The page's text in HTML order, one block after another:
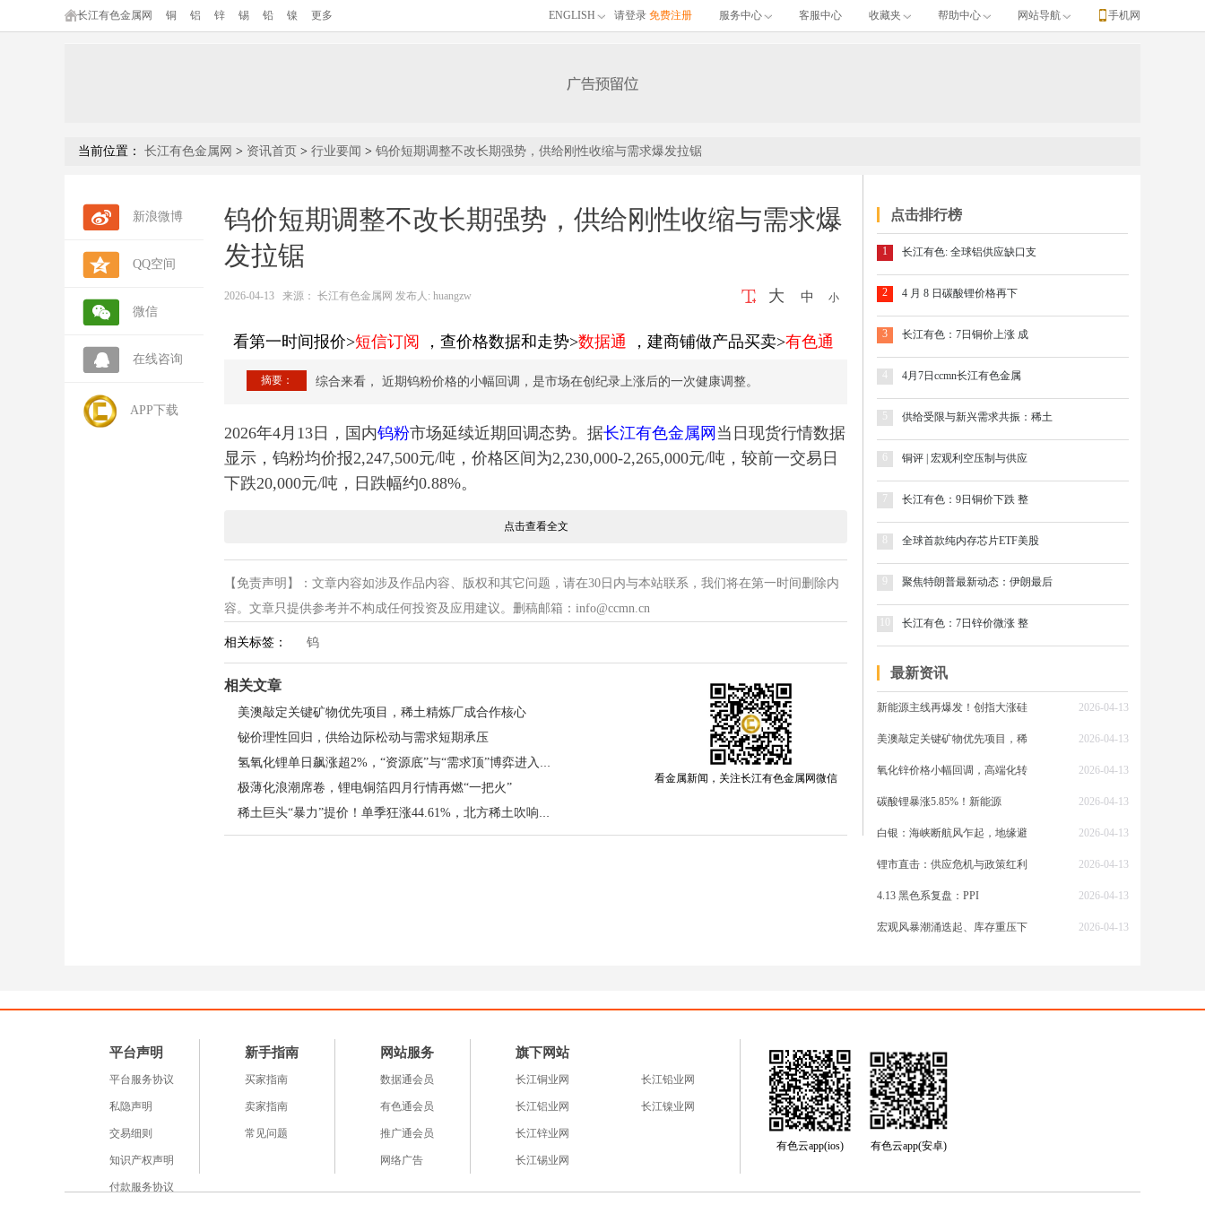
长江有色金属网 铜 铝 锌 锡 铅 镍 更多 ENGLISH 请登录 免费注册 服务中心 客服中心 收藏夹 帮助中心 网站导航 手机网
当前位置： 长江有色金属网 > 资讯首页 > 行业要闻 > 钨价短期调整不改长期强势，供给刚性收缩与需求爆发拉锯
新浪微博
QQ空间
微信
在线咨询
APP下载
钨价短期调整不改长期强势，供给刚性收缩与需求爆
发拉锯
2026-04-13 来源： 长江有色金属网 发布人: huangzw 大 中 小
看第一时间报价>短信订阅 ，查价格数据和走势>数据通 ，建商铺做产品买卖>有色通
摘要： 综合来看， 近期钨粉价格的小幅回调，是市场在创纪录上涨后的一次健康调整。
2026年4月13日，国内钨粉市场延续近期回调态势。据长江有色金属网 当日现货行情数据
显示，钨粉均价报2,247,500元/吨，价格区间为2,230,000-2,265,000元/吨，较前一交易日
下跌20,000元/吨，日跌幅约0.88%。
面，2026年全国钨矿开采总量控制指标较上年进一步下调，并已连续多年缩减，从源头
上锁死了合法产能的扩张空间。在环保与安全监管常态化的高压下，江西、湖南等主产
与此同时，高品位资源日益枯竭，开采品位持续下滑，导致开采成本系统性抬升。海外
市场同样无法提供有效增量，新矿勘探与投产周期长达5至8年，2026年海外新增产量极
为有限，对缓解全球供应紧张局面杯水车薪。权威机构测算，2026年全球钨市场供需缺
口明显，占全球总需求的比例较高，且这一缺口在未来数年将持续扩大。目前全产业链
预计2026年渗透率将突破较高水平，单GW光伏组件的耗钨量可观，仅此一项每年就能
在军工领域，随着高端装备制造的升级，钨需求年均增速保持高位；在半导体产业，先
进制程对高纯钨的需求增速同样维持较高水平，成为新的增长极。尽管短期来看，下游
硬质合金及光伏组件企业受制于极高的原料价格，普遍采取“按需采购、降低库存”的观
点击查看全文
【免责声明】：文章内容如涉及作品内容、版权和其它问题，请在30日内与本站联系，我们将在第一时间删除内
容。文章只提供参考并不构成任何投资及应用建议。删稿邮箱：info@ccmn.cn
相关标签： 钨
相关文章
美澳敲定关键矿物优先项目，稀土精炼厂成合作核心
铋价理性回归，供给边际松动与需求短期承压
氢氧化锂单日飙涨超2%，“资源底”与“需求顶”博弈进入白热化
极薄化浪潮席卷，锂电铜箔四月行情再燃“一把火”
稀土巨头“暴力”提价！单季狂涨44.61%，北方稀土吹响价值重估号角？
看金属新闻，关注长江有色金属网微信
点击排行榜
1 长江有色: 全球铝供应缺口支
2 4 月 8 日碳酸锂价格再下
3 长江有色：7日铜价上涨 成
4 4月7日ccmn长江有色金属
5 供给受限与新兴需求共振：稀土
铜评 | 宏观利空压制与供应
7 长江有色：9日铜价下跌 整
全球首款纯内存芯片ETF美股
聚焦特朗普最新动态：伊朗最后
长江有色：7日锌价微涨 整
最新资讯
新能源主线再爆发！创指大涨硅 2026-04-13
美澳敲定关键矿物优先项目，稀 2026-04-13
氧化锌价格小幅回调，高端化转 2026-04-13
碳酸锂暴涨5.85%！新能源 2026-04-13
白银：海峡断航风乍起，地缘避 2026-04-13
锂市直击：供应危机与政策红利 2026-04-13
4.13 黑色系复盘：PPI 2026-04-13
宏观风暴潮涌迭起、库存重压下 2026-04-13
平台声明
平台服务协议
私隐声明
交易细则
知识产权声明
付款服务协议
新手指南
买家指南
卖家指南
常见问题
网站服务
数据通会员
有色通会员
推广通会员
网络广告
旗下网站
长江铜业网
长江铝业网
长江锌业网
长江锡业网
长江铅业网
长江镍业网
有色云app(ios) 有色云app(安卓)